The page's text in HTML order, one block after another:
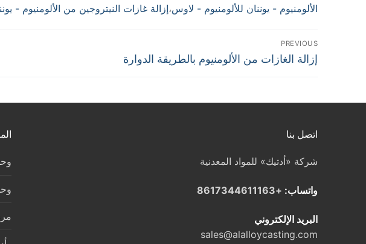
الألومنيوم - يوننان للألومنيوم - لاوس،إزالة غازات النيتروجين من الألومنيوم -
تصفّح
المقالات
PREVIOUS
Previous
إزالة الغازات من الألومنيوم بالطريقة الدوارة
اتصل بنا
شركة «أدتيك» للمواد المعدنية
واتساب: +8617344611163
البريد الإلكتروني
sales@alalloycasting.com